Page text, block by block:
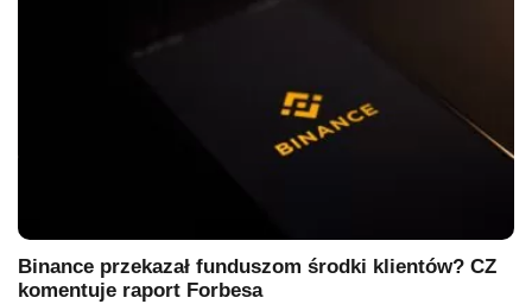
Binance przekazał funduszom środki klientów? CZ
komentuje raport Forbesa